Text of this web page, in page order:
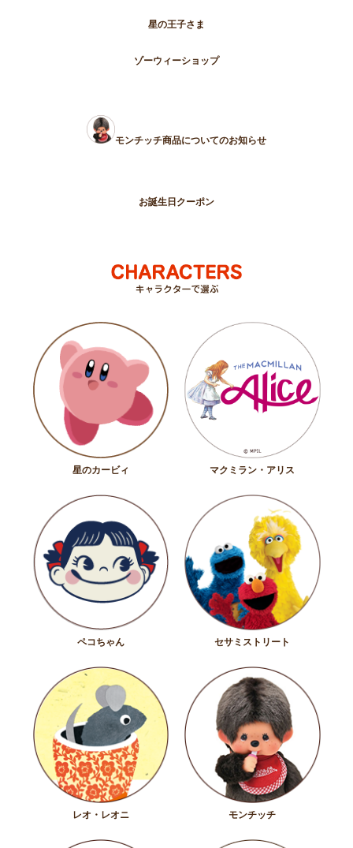
星の王子さま
ゾーウィーショップ
モンチッチ商品についてのお知らせ
お誕生日クーポン
星のカービィ マクミラン・アリス
ペコちゃん セサミストリート
レオ・レオニ モンチッチ